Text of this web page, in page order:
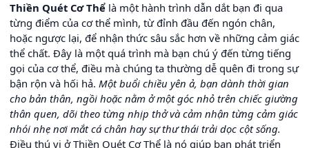
Thiền Quét Cơ Thể là một hành trình dẫn dắt bạn đi qua
từng điểm của cơ thể mình, từ đỉnh đầu đến ngón chân,
hoặc ngược lại, để nhận thức sâu sắc hơn về những cảm giác
thể chất. Đây là một quá trình mà bạn chú ý đến từng tiếng
gọi của cơ thể, điều mà chúng ta thường dễ quên đi trong sự
bận rộn và hối hả. Một buổi chiều yên ả, bạn dành thời gian
cho bản thân, ngồi hoặc nằm ở một góc nhỏ trên chiếc giường
thân quen, dõi theo từng nhịp thở và cảm nhận từng cảm giác
nhói nhẹ nơi mắt cá chân hay sự thư thái trải dọc cột sống.
Điều thú vị ở Thiền Quét Cơ Thể là nó giúp bạn phát triển